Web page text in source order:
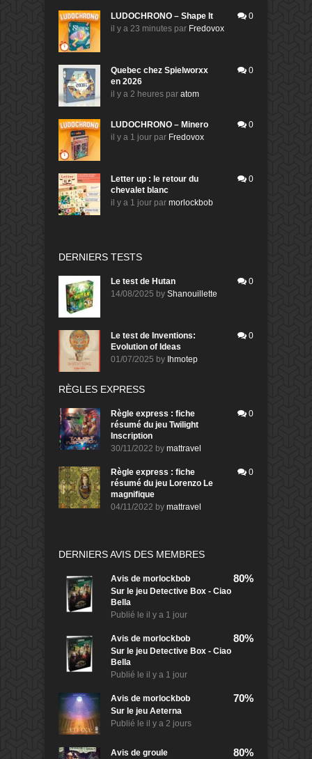
LUDOCHRONO – Shape It
il y a 23 minutes par Fredovox
0
Quebec chez Spielworxx
en 2026
il y a 2 heures par atom
0
LUDOCHRONO – Minero
il y a 1 jour par Fredovox
0
Letter up : le retour du
chevalet blanc
il y a 1 jour par morlockbob
0
DERNIERS TESTS
Le test de Hutan
14/08/2025 by Shanouillette
0
Le test de Inventions:
Evolution of Ideas
01/07/2025 by Ihmotep
0
RÈGLES EXPRESS
Règle express : fiche
résumé du jeu Twilight
Inscription
30/11/2022 by mattravel
0
Règle express : fiche
résumé du jeu Lorenzo Le
magnifique
04/11/2022 by mattravel
0
DERNIERS AVIS DES MEMBRES
Avis de morlockbob
Sur le jeu Detective Box - Ciao
Bella
Publié le il y a 1 jour
80%
Avis de morlockbob
Sur le jeu Detective Box - Ciao
Bella
Publié le il y a 1 jour
80%
Avis de morlockbob
Sur le jeu Aeterna
Publié le il y a 2 jours
70%
Avis de groule 80%